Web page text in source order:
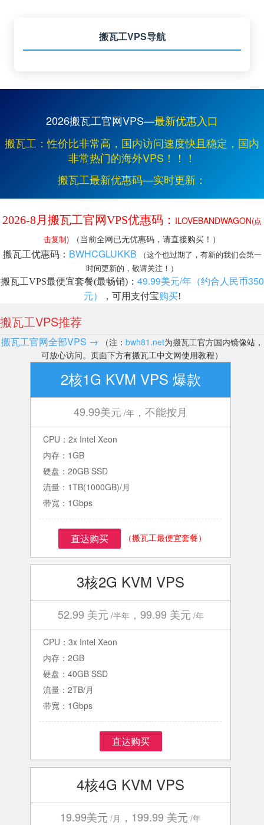
搬瓦工VPS导航
2026搬瓦工官网VPS—最新优惠入口
搬瓦工：性价比非常高，国内访问速度快且稳定，国内
非常热门的海外VPS！！！
搬瓦工最新优惠码—实时更新：
2026-8月搬瓦工官网VPS优惠码： ILOVEBANDWAGON(点
击复制)
（当前全网已无优惠码，请直接购买！）
搬瓦工优惠码： BWHCGLUKKB
（这个也过期了，有新的我们会第一
时间更新的，敬请关注！）
搬瓦工VPS最便宜套餐(最畅销)： 49.99美元/年（约合人民币350
元）
，可用支付宝购买!
搬瓦工VPS推荐
搬瓦工官网全部VPS → （注： bwh81.net为搬瓦工官方国内镜像站，
可放心访问。页面下方有搬瓦工中文网使用教程）
2核1G KVM VPS 爆款
49.99美元 /年 ，不能按月
CPU：2x Intel Xeon
内存：1GB
硬盘：20GB SSD
流量：1TB(1000GB)/月
带宽：1Gbps
直达购买 （搬瓦工最便宜套餐）
3核2G KVM VPS
52.99 美元 /半年，99.99 美元 /年
CPU：3x Intel Xeon
内存：2GB
硬盘：40GB SSD
流量：2TB/月
带宽：1Gbps
直达购买
4核4G KVM VPS
19.99美元 /月 ，199.99 美元 /年